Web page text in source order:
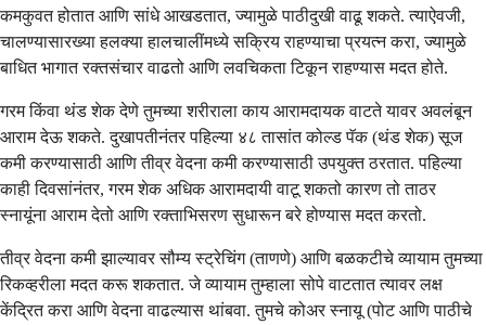
कमकुवत होतात आणि सांधे आखडतात, ज्यामुळे पाठीदुखी वाढू शकते. त्याऐवजी,
चालण्यासारख्या हलक्या हालचालींमध्ये सक्रिय राहण्याचा प्रयत्न करा, ज्यामुळे
बाधित भागात रक्तसंचार वाढतो आणि लवचिकता टिकून राहण्यास मदत होते.
गरम किंवा थंड शेक देणे तुमच्या शरीराला काय आरामदायक वाटते यावर अवलंबून
आराम देऊ शकते. दुखापतीनंतर पहिल्या ४८ तासांत कोल्ड पॅक (थंड शेक) सूज
कमी करण्यासाठी आणि तीव्र वेदना कमी करण्यासाठी उपयुक्त ठरतात. पहिल्या
काही दिवसांनंतर, गरम शेक अधिक आरामदायी वाटू शकतो कारण तो ताठर
स्नायूंना आराम देतो आणि रक्ताभिसरण सुधारून बरे होण्यास मदत करतो.
तीव्र वेदना कमी झाल्यावर सौम्य स्ट्रेचिंग (ताणणे) आणि बळकटीचे व्यायाम तुमच्या
रिकव्हरीला मदत करू शकतात. जे व्यायाम तुम्हाला सोपे वाटतात त्यावर लक्ष
केंद्रित करा आणि वेदना वाढल्यास थांबवा. तुमचे कोअर स्नायू (पोट आणि पाठीचे